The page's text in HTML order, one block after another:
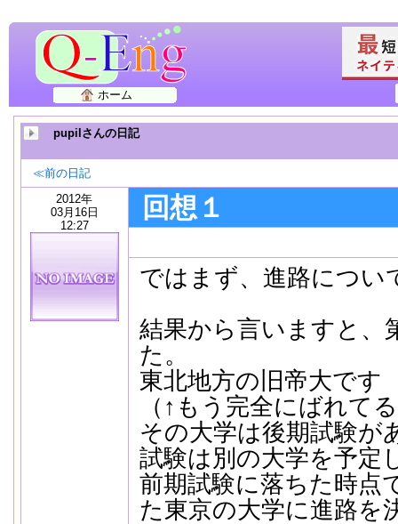
ホーム
pupilさんの日記
≪前の日記
2012年
03月16日
12:27
回想１
ではまず、進路につい
結果から言いますと、
た。
東北地方の旧帝大です
（↑もう完全にばれて
その大学は後期試験が
試験は別の大学を予定
前期試験に落ちた時点
た東京の大学に進路を